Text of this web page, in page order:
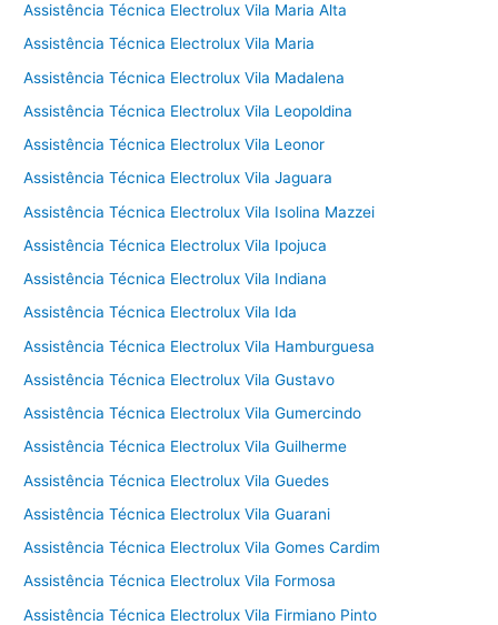
Assistência Técnica Electrolux Vila Maria Alta
Assistência Técnica Electrolux Vila Maria
Assistência Técnica Electrolux Vila Madalena
Assistência Técnica Electrolux Vila Leopoldina
Assistência Técnica Electrolux Vila Leonor
Assistência Técnica Electrolux Vila Jaguara
Assistência Técnica Electrolux Vila Isolina Mazzei
Assistência Técnica Electrolux Vila Ipojuca
Assistência Técnica Electrolux Vila Indiana
Assistência Técnica Electrolux Vila Ida
Assistência Técnica Electrolux Vila Hamburguesa
Assistência Técnica Electrolux Vila Gustavo
Assistência Técnica Electrolux Vila Gumercindo
Assistência Técnica Electrolux Vila Guilherme
Assistência Técnica Electrolux Vila Guedes
Assistência Técnica Electrolux Vila Guarani
Assistência Técnica Electrolux Vila Gomes Cardim
Assistência Técnica Electrolux Vila Formosa
Assistência Técnica Electrolux Vila Firmiano Pinto